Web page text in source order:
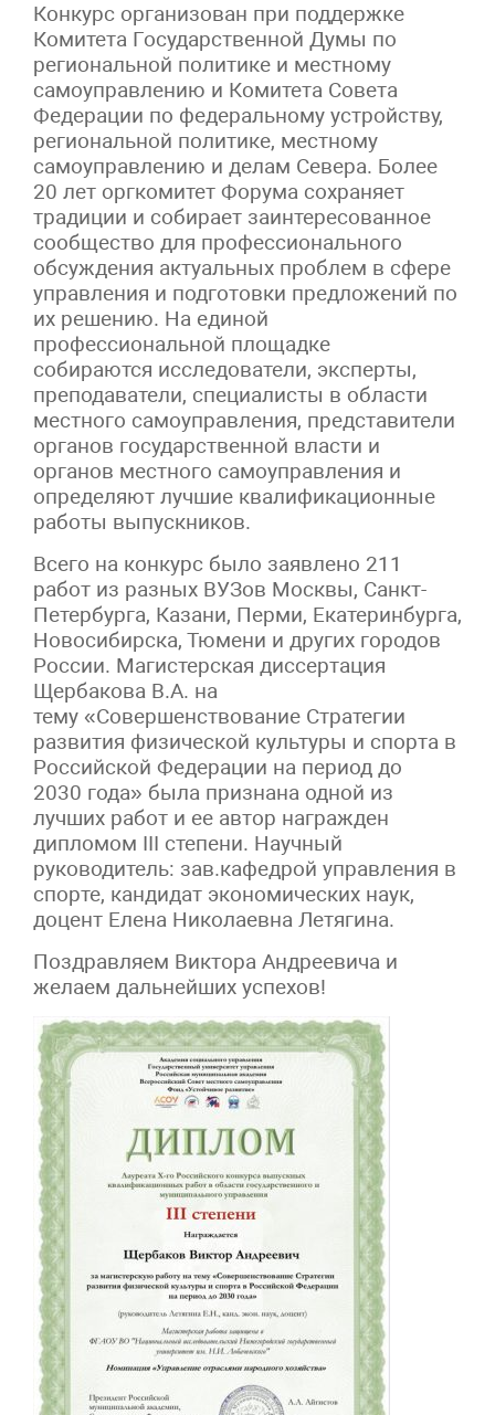
Конкурс организован при поддержке
Комитета Государственной Думы по
региональной политике и местному
самоуправлению и Комитета Совета
Федерации по федеральному устройству,
региональной политике, местному
самоуправлению и делам Севера. Более
20 лет оргкомитет Форума сохраняет
традиции и собирает заинтересованное
сообщество для профессионального
обсуждения актуальных проблем в сфере
управления и подготовки предложений по
их решению. На единой
профессиональной площадке
собираются исследователи, эксперты,
преподаватели, специалисты в области
местного самоуправления, представители
органов государственной власти и
органов местного самоуправления и
определяют лучшие квалификационные
работы выпускников.
Всего на конкурс было заявлено 211
работ из разных ВУЗов Москвы, Санкт-
Петербурга, Казани, Перми, Екатеринбурга,
Новосибирска, Тюмени и других городов
России. Магистерская диссертация
Щербакова В.А. на
тему «Совершенствование Стратегии
развития физической культуры и спорта в
Российской Федерации на период до
2030 года» была признана одной из
лучших работ и ее автор награжден
дипломом III степени. Научный
руководитель: зав.кафедрой управления в
спорте, кандидат экономических наук,
доцент Елена Николаевна Летягина.
Поздравляем Виктора Андреевича и
желаем дальнейших успехов!